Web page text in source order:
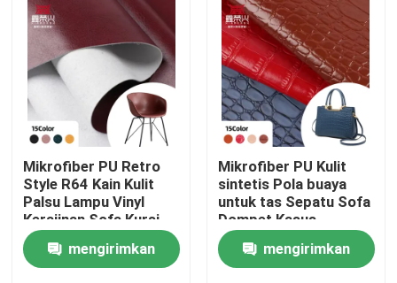
Mikrofiber PU Retro
Style R64 Kain Kulit
Palsu Lampu Vinyl
Kerajinan Sofa Kursi
Sabuk Waterproof
Stretch untuk Tas
mengirimkan
Mikrofiber PU Kulit
sintetis Pola buaya
untuk tas Sepatu Sofa
Dompet Kasus
Notebook Pakaian
Sepak bola
Penggunaan luar
mengirimkan